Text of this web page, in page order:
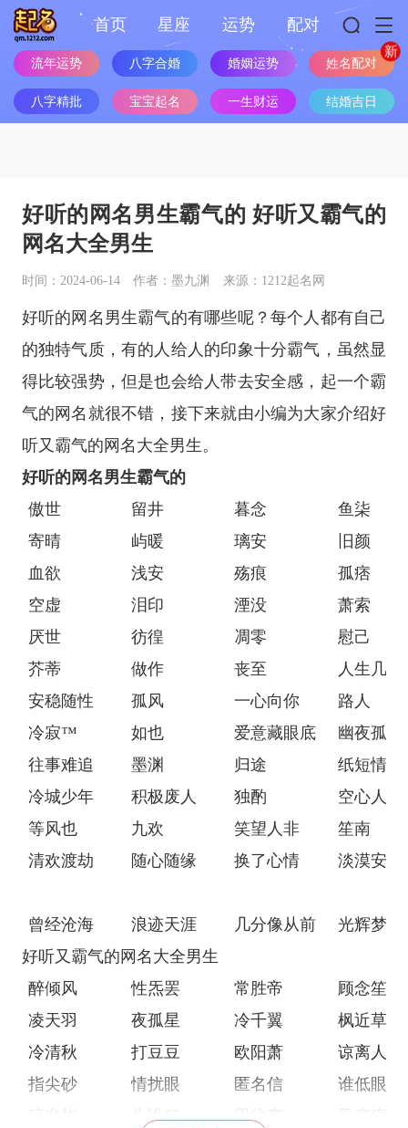
首页 星座 运势 配对
流年运势 八字合婚 婚姻运势 姓名配对
八字精批 宝宝起名 一生财运 结婚吉日
好听的网名男生霸气的 好听又霸气的
网名大全男生
时间：2024-06-14 作者：墨九渊 来源：1212起名网
好听的网名男生霸气的有哪些呢？每个人都有自己
的独特气质，有的人给人的印象十分霸气，虽然显
得比较强势，但是也会给人带去安全感，起一个霸
气的网名就很不错，接下来就由小编为大家介绍好
听又霸气的网名大全男生。
好听的网名男生霸气的
傲世
留井 暮念
鱼柒
寄晴
屿暖 璃安
旧颜
血欲
浅安 殇痕
孤痞
空虚
泪印 湮没
萧索
厌世
彷徨 凋零
慰己
芥蒂
做作 丧至
人生几何
安稳随性
孤风 一心向你
路人
冷寂™
如也 爱意藏眼底
幽夜孤月
往事难追
墨渊 归途
纸短情长
冷城少年
积极废人 独酌
空心人
等风也
九欢 笑望人非
笙南
清欢渡劫
随心随缘 换了心情 淡漠安然
曾经沧海 浪迹天涯 几分像从前
光辉梦境
好听又霸气的网名大全男生
醉倾风
性炁罢 常胜帝
顾念笙
凌天羽
夜孤星 冷千翼
枫近草
冷清秋
打豆豆 欧阳萧
谅离人
指尖砂
情扰眼 匿名信
谁低眼
为谁狂 思往事